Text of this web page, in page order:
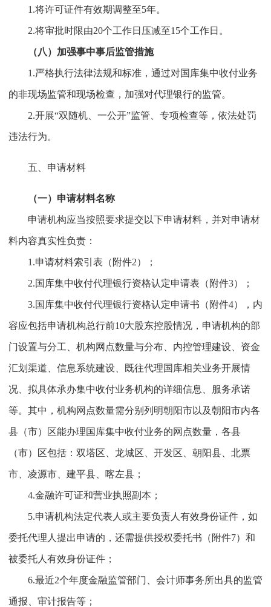
1.将许可证件有效期调整至5年。
2.将审批时限由20个工作日压减至15个工作日。
（八）加强事中事后监管措施
1.严格执行法律法规和标准，通过对国库集中收付业务
的非现场监管和现场检查，加强对代理银行的监管。
2.开展“双随机、一公开”监管、专项检查等，依法处罚
违法行为。
五、申请材料
（一）申请材料名称
申请机构应当按照要求提交以下申请材料，并对申请材
料内容真实性负责：
1.申请材料索引表（附件2）；
2.国库集中收付代理银行资格认定申请表（附件3）；
3.国库集中收付代理银行资格认定申请书（附件4），内
容应包括申请机构总行前10大股东控股情况，申请机构的部
门设置与分工、机构网点数量与分布、内控管理建设、资金
汇划渠道、信息系统建设、既往代理国库相关业务开展情
况、拟具体承办集中收付业务机构的详细信息、服务承诺
等。其中，机构网点数量需分别列明朝阳市以及朝阳市内各
县（市）区能办理国库集中收付业务的网点数量，各县
（市）区包括：双塔区、龙城区、开发区、朝阳县、北票
市、凌源市、建平县、喀左县；
4.金融许可证和营业执照副本；
5.申请机构法定代表人或主要负责人有效身份证件，如
委托代理人提出申请的，还需提供授权委托书（附件7）和
被委托人有效身份证件；
6.最近2个年度金融监管部门、会计师事务所出具的监管
通报、审计报告等；